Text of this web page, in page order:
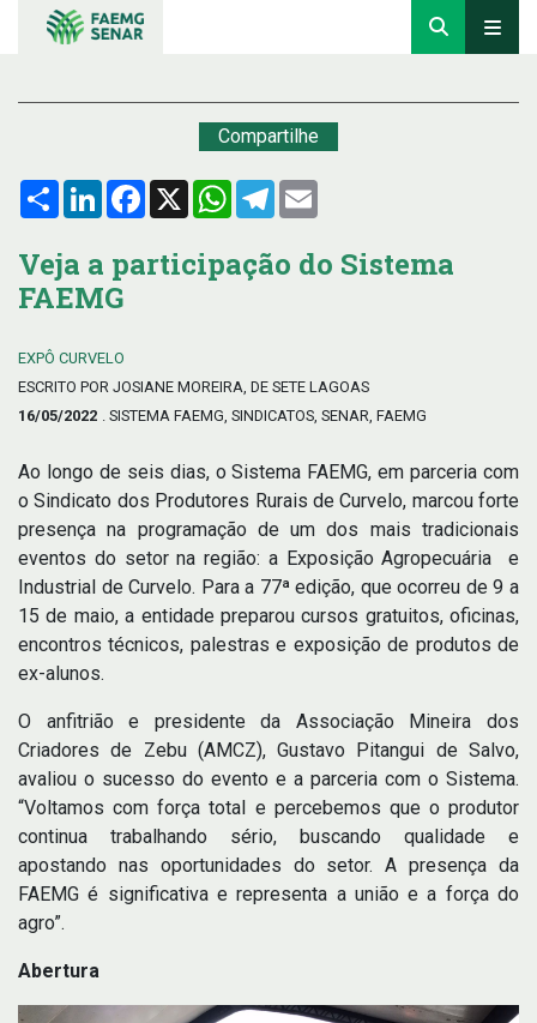
Compartilhe
Compartilhar
LinkedInFacebook
X WhatsApp
Telegram
Veja a participação do Sistema
FAEMG
EXPÔ CURVELO
ESCRITO POR JOSIANE MOREIRA, DE SETE LAGOAS
16/05/2022 . SISTEMA FAEMG, SINDICATOS, SENAR, FAEMG
Ao longo de seis dias, o Sistema FAEMG, em parceria com
o Sindicato dos Produtores Rurais de Curvelo, marcou forte
presença na programação de um dos mais tradicionais
eventos do setor na região: a Exposição Agropecuária e
Industrial de Curvelo. Para a 77ª edição, que ocorreu de 9 a
15 de maio, a entidade preparou cursos gratuitos, oficinas,
encontros técnicos, palestras e exposição de produtos de
ex-alunos.
O anfitrião e presidente da Associação Mineira dos
Criadores de Zebu (AMCZ), Gustavo Pitangui de Salvo,
avaliou o sucesso do evento e a parceria com o Sistema.
“Voltamos com força total e percebemos que o produtor
continua trabalhando sério, buscando qualidade e
apostando nas oportunidades do setor. A presença da
FAEMG é significativa e representa a união e a força do
agro”.
Abertura